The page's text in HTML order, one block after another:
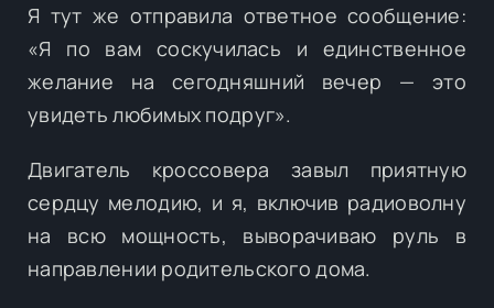
Я тут же отправила ответное сообщение:
«Я по вам соскучилась и единственное
желание на сегодняшний вечер — это
увидеть любимых подруг».
Двигатель кроссовера завыл приятную
сердцу мелодию, и я, включив радиоволну
на всю мощность, выворачиваю руль в
направлении родительского дома.